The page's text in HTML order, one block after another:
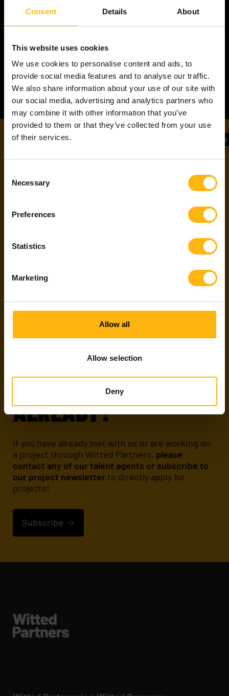
Consent Details About
This website uses cookies
We use cookies to personalise content and ads, to
provide social media features and to analyse our traffic.
We also share information about your use of our site with
our social media, advertising and analytics partners who
may combine it with other information that you’ve
provided to them or that they’ve collected from your use
of their services.
Selection
Necessary
Preferences
Statistics
Marketing
Allow all
Allow selection
Deny
Languages: Norwegian
Location: Oslo Norway
INTERESTED IN A
NEW TO WITTED
developers and designers to find the projects
that match their skills and preferences, all for
able to pursue our projects!
Apply About us
ARE WE FRIENDS
ALREADY?
If you have already met with us or are working on
a project through Witted Partners, please
contact any of our talent agents or subscribe to
our project newsletter to directly apply for
projects!
Subscribe